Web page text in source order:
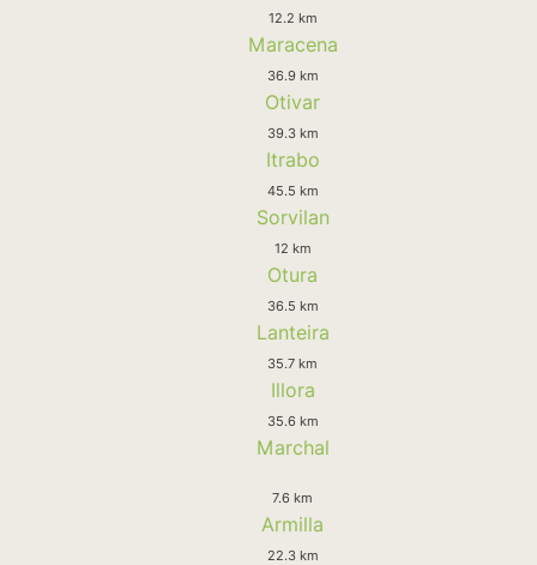
12.2 km
Maracena
36.9 km
Otivar
39.3 km
Itrabo
45.5 km
Sorvilan
12 km
Otura
36.5 km
Lanteira
35.7 km
Illora
35.6 km
Marchal
7.6 km
Armilla
22.3 km